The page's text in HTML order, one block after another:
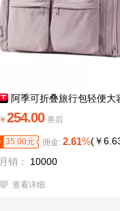
阿季可折叠旅行包轻便大
￥ 254.00 券后
35.00元 佣金: 2.61%(￥
月销：
10000
查看详细